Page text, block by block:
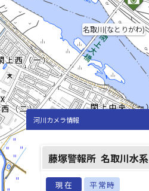
名取川(なとりがわ)
河川カメラ情報
藤塚警報所 名取川水系
現在 平常時